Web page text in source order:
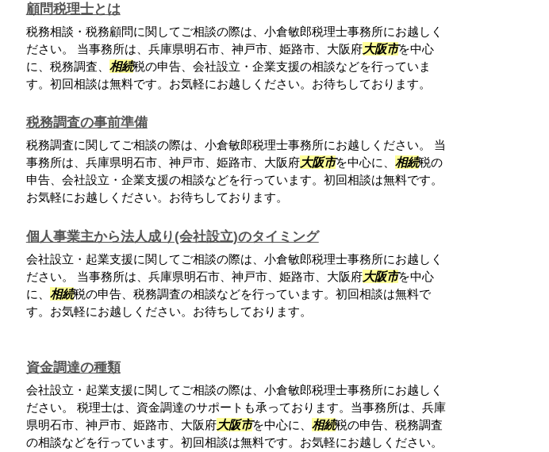
顧問税理士とは
税務相談・税務顧問に関してご相談の際は、小倉敏郎税理士事務所にお越しく
ださい。 当事務所は、兵庫県明石市、神戸市、姫路市、大阪府大阪市を中心
に、税務調査、 相続税の申告、会社設立・企業支援の相談などを行っていま
す。初回相談は無料です。お気軽にお越しください。お待ちしております。
税務調査の事前準備
税務調査に関してご相談の際は、小倉敏郎税理士事務所にお越しください。 当
事務所は、兵庫県明石市、神戸市、姫路市、大阪府大阪市を中心に、 相続税の
申告、会社設立・企業支援の相談などを行っています。初回相談は無料です。
お気軽にお越しください。お待ちしております。
個人事業主から法人成り(会社設立)のタイミング
会社設立・起業支援に関してご相談の際は、小倉敏郎税理士事務所にお越しく
ださい。 当事務所は、兵庫県明石市、神戸市、姫路市、大阪府大阪市を中心
に、 相続税の申告、税務調査の相談などを行っています。初回相談は無料で
す。お気軽にお越しください。お待ちしております。
資金調達の種類
会社設立・起業支援に関してご相談の際は、小倉敏郎税理士事務所にお越しく
ださい。 税理士は、資金調達のサポートも承っております。当事務所は、兵庫
県明石市、神戸市、姫路市、大阪府大阪市を中心に、 相続税の申告、税務調査
の相談などを行っています。初回相談は無料です。お気軽にお越しください。